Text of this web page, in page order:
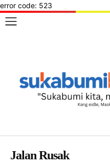
error code: 523
Jalan Rusak